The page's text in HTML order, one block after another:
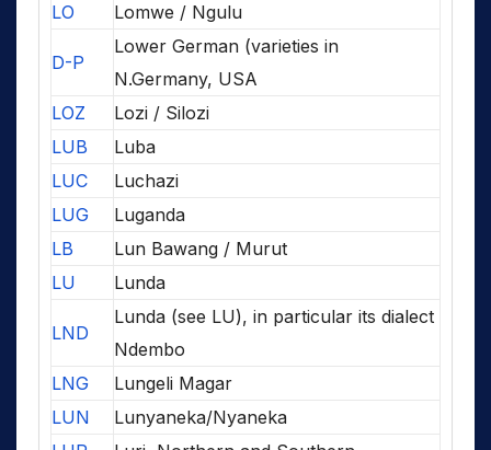
LO
Lomwe / Ngulu
D-P
Lower German (varieties in
N.Germany, USA
LOZ
Lozi / Silozi
LUB
Luba
LUC
Luchazi
LUG
Luganda
LB
Lun Bawang / Murut
LU
Lunda
LND
Lunda (see LU), in particular its dialect
Ndembo
LNG
Lungeli Magar
LUN
Lunyaneka/Nyaneka